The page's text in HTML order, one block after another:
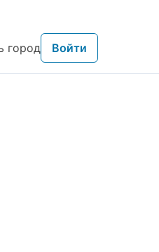
город Войти